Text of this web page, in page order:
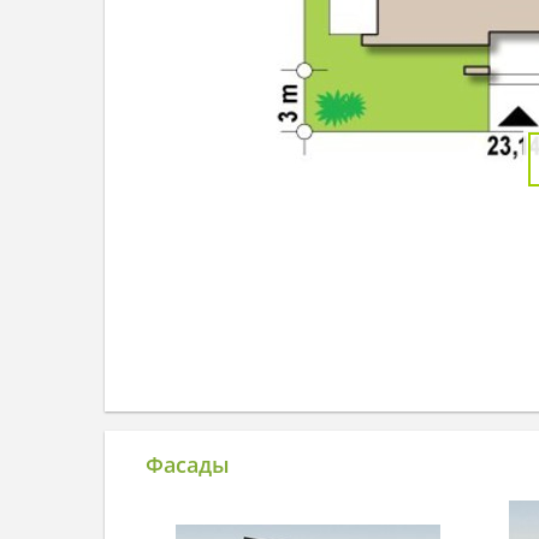
Фасады